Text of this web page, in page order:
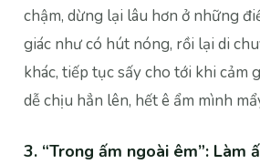
chậm, dừng lại lâu hơn ở những
giác như có hút nóng, rồi lại di
khác, tiếp tục sấy cho tới khi cảm
dễ chịu hẳn lên, hết ê ẩm mình
3. “Trong ấm ngoài êm”: Làm